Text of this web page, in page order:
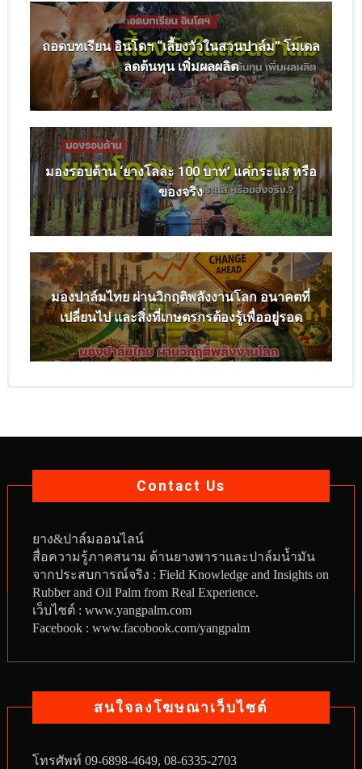
ถอดบทเรียน อินโดฯ “เลี้ยงวัวในสวนปาล์ม” โมเดล
ลดต้นทุน เพิ่มผลผลิต
มองรอบด้าน ‘ยางโลละ 100 บาท’ แค่กระแส หรือ
ของจริง
มองปาล์มไทย ผ่านวิกฤติพลังงานโลก อนาคตที่
เปลี่ยนไป และสิ่งที่เกษตรกรต้องรู้เพื่ออยู่รอด
Contact Us
ยาง&ปาล์มออนไลน์
สื่อความรู้ภาคสนาม ด้านยางพาราและปาล์มน้ำมัน
จากประสบการณ์จริง : Field Knowledge and Insights on
Rubber and Oil Palm from Real Experience.
เว็บไซต์ : www.yangpalm.com
Facebook : www.facobook.com/yangpalm
สนใจลงโฆษณาเว็บไซต์
โทรศัพท์ 09-6898-4649, 08-6335-2703